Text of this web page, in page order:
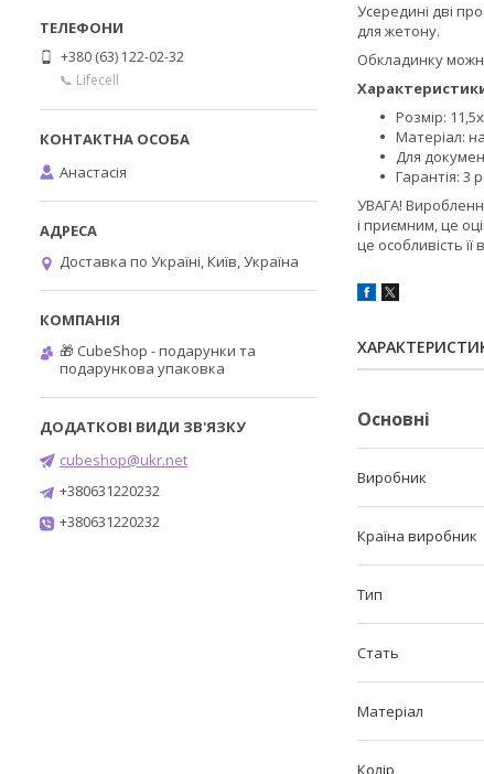
Усередині дві
для жетону.
Обкладинку
Розмір:
Матеріал:
Для
Гарантія: 3
УВАГА!
і приємним, це
це особливість
Основні
Виробник
Країна виробник
Тип
Стать
Матеріал
Колір
+380 (63) 122-02-32
📞 Lifecell
Анастасія
Доставка по Україні, Київ, Україна
🎁 CubeShop - подарунки та
подарункова упаковка
cubeshop@ukr.net
+380631220232
+380631220232